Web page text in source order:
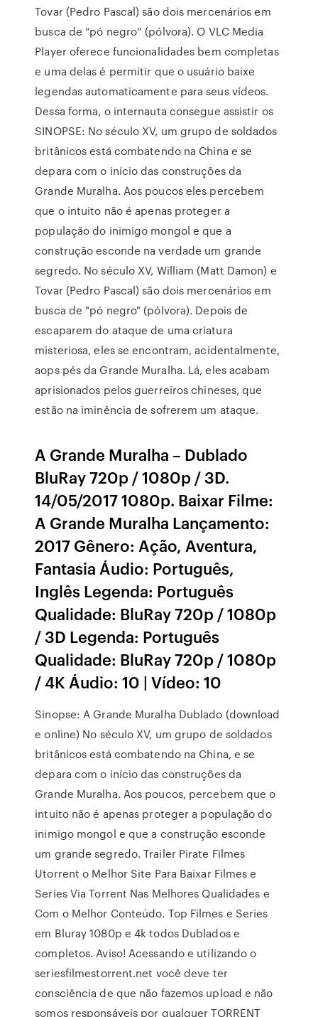
Tovar (Pedro Pascal) são dois mercenários em
busca de “pó negro” (pólvora). O VLC Media
Player oferece funcionalidades bem completas
e uma delas é permitir que o usuário baixe
legendas automaticamente para seus vídeos.
Dessa forma, o internauta consegue assistir os
SINOPSE: No século XV, um grupo de soldados
britânicos está combatendo na China e se
depara com o início das construções da
Grande Muralha. Aos poucos eles percebem
que o intuito não é apenas proteger a
população do inimigo mongol e que a
construção esconde na verdade um grande
segredo. No século XV, William (Matt Damon) e
Tovar (Pedro Pascal) são dois mercenários em
busca de "pó negro" (pólvora). Depois de
escaparem do ataque de uma criatura
misteriosa, eles se encontram, acidentalmente,
aops pés da Grande Muralha. Lá, eles acabam
aprisionados pelos guerreiros chineses, que
estão na iminência de sofrerem um ataque.
A Grande Muralha – Dublado
BluRay 720p / 1080p / 3D.
14/05/2017 1080p. Baixar Filme:
A Grande Muralha Lançamento:
2017 Gênero: Ação, Aventura,
Fantasia Áudio: Português,
Inglês Legenda: Português
Qualidade: BluRay 720p / 1080p
/ 3D Legenda: Português
Qualidade: BluRay 720p / 1080p
/ 4K Áudio: 10 | Vídeo: 10
Sinopse: A Grande Muralha Dublado (download
e online) No século XV, um grupo de soldados
britânicos está combatendo na China, e se
depara com o início das construções da
Grande Muralha. Aos poucos, percebem que o
intuito não é apenas proteger a população do
inimigo mongol e que a construção esconde
um grande segredo. Trailer Pirate Filmes
Utorrent o Melhor Site Para Baixar Filmes e
Series Via Torrent Nas Melhores Qualidades e
Com o Melhor Conteúdo. Top Filmes e Series
em Bluray 1080p e 4k todos Dublados e
completos. Aviso! Acessando e utilizando o
seriesfilmestorrent.net você deve ter
consciência de que não fazemos upload e não
somos responsáveis por qualquer TORRENT